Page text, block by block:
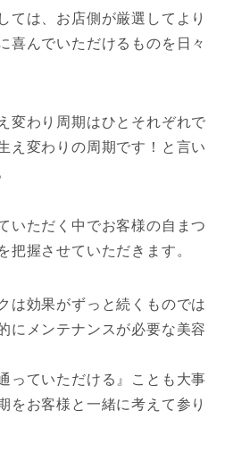
ては、お店側が厳選してより
喜んでいただけるものを日々
変わり周期はひとそれぞれで
え変わりの周期です！と言い
いただく中でお客様の自まつ
把握させていただきます。
は効果がずっと続くものでは
にメンテナンスが必要な美容
っていただける』ことも大事
をお客様と一緒に考えて参り